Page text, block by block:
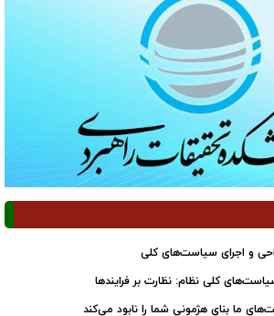
و اجرای سیاست‌های کلی
کلی نظام: نظارت بر فرایندها
ما بنای هژمونی شما را نابود می‌کند